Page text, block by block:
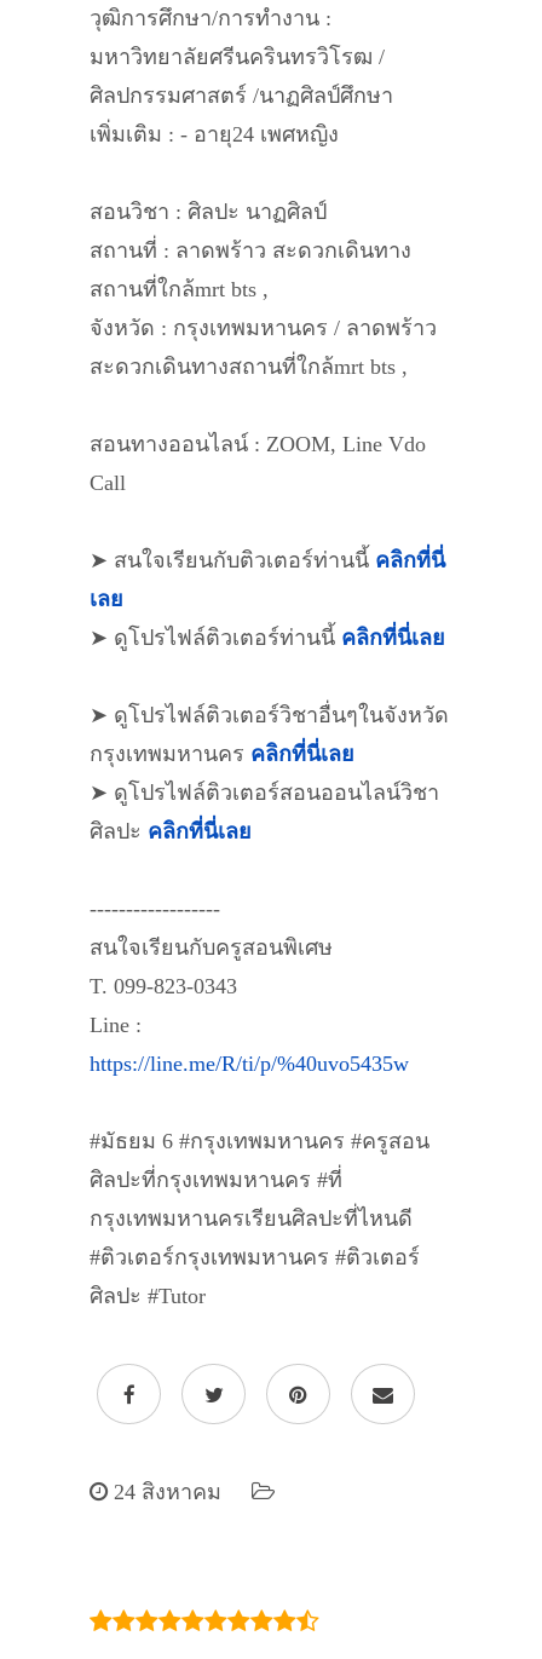
วุฒิการศึกษา/การทำงาน :
มหาวิทยาลัยศรีนครินทรวิโรฒ /
ศิลปกรรมศาสตร์ /นาฏศิลป์ศึกษา
เพิ่มเติม : - อายุ24 เพศหญิง
สอนวิชา : ศิลปะ นาฏศิลป์
สถานที่ : ลาดพร้าว สะดวกเดินทาง
สถานที่ใกล้mrt bts ,
จังหวัด : กรุงเทพมหานคร / ลาดพร้าว
สะดวกเดินทางสถานที่ใกล้mrt bts ,
สอนทางออนไลน์ : ZOOM, Line Vdo
Call
➤ สนใจเรียนกับติวเตอร์ท่านนี้ คลิกที่นี่
เลย
➤ ดูโปรไฟล์ติวเตอร์ท่านนี้ คลิกที่นี่เลย
➤ ดูโปรไฟล์ติวเตอร์วิชาอื่นๆในจังหวัด
กรุงเทพมหานคร คลิกที่นี่เลย
➤ ดูโปรไฟล์ติวเตอร์สอนออนไลน์วิชา
ศิลปะ คลิกที่นี่เลย
------------------
สนใจเรียนกับครูสอนพิเศษ
T. 099-823-0343
Line :
https://line.me/R/ti/p/%40uvo5435w
#มัธยม 6 #กรุงเทพมหานคร #ครูสอน
ศิลปะที่กรุงเทพมหานคร #ที่
กรุงเทพมหานครเรียนศิลปะที่ไหนดี
#ติวเตอร์กรุงเทพมหานคร #ติวเตอร์
ศิลปะ #Tutor
24 สิงหาคม